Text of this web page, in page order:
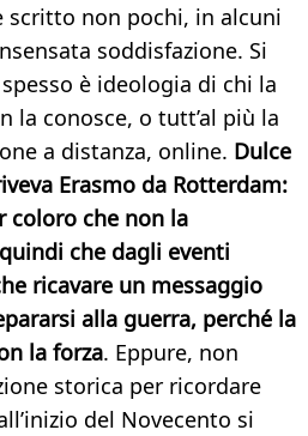
scritto non pochi, in alcuni
soddisfazione. Si
è ideologia di chi la
la conosce, o tutt’al più la
a distanza, online. Dulce
Erasmo da Rotterdam:
coloro che non la
che dagli eventi
ricavare un messaggio
alla guerra, perché la
la forza. Eppure, non
storica per ricordare
del Novecento si